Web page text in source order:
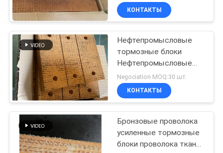
КОНТАКТЫ
Нефтепромысловые
тормозные блоки
Нефтепромысловые
тканевые тормозные
блоки Материал для
буровой установки
Negociation MOQ:30 шт.
КОНТАКТЫ
Бронзовые проволока
усиленные тормозные
блоки проволока ткань